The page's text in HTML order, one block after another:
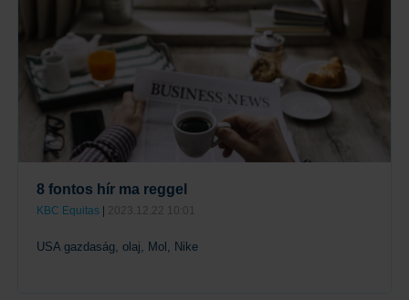
8 fontos hír ma reggel
KBC Equitas 2023.12.22 10:01
USA gazdaság, olaj, Mol, Nike